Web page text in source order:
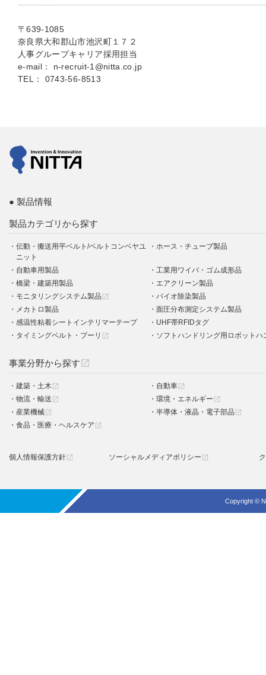
〒639-1085
奈良県大和郡山市池沢町１７２
人事グループキャリア採用担当
e-mail： n-recruit-1@nitta.co.jp
TEL： 0743-56-8513
製品情報
製品カテゴリから探す
伝動・搬送用平ベルト/ベルトコンベヤユ
ニット
ホース・チューブ製品
自動車用製品
工業用ワイパ・ゴム成形品
橋梁・建築用製品
エアクリーン製品
モニタリングシステム製品 open_in_new
バイオ除染製品
メカトロ製品
面圧分布測定システム製品
感温性粘着シートインテリマーテープ
UHF帯RFIDタグ
タイミングベルト・プーリ open_in_new ソフトハンドリング用ロボットハ
事業分野から探す open_in_new
建築・土木open_in_new 自動車open_in_new
物流・輸送 open_in_new 環境・エネルギー open_in_new
産業機械open_in_new 半導体・液晶・電子部品 open_in_new
食品・医療・ヘルスケア open_in_new
個人情報保護方針open_in_new ソーシャルメディアポリシー open_in_new
Copyright ©